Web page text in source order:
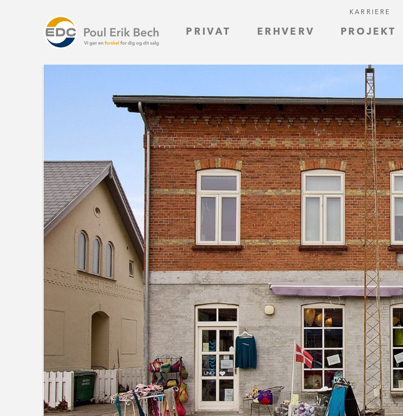
PRIVAT ERHVERV PROJEKT
KARRIERE